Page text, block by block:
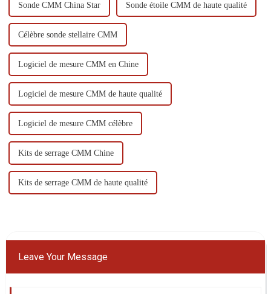
Sonde CMM China Star Sonde étoile CMM de haute qualité
Célèbre sonde stellaire CMM
Logiciel de mesure CMM en Chine
Logiciel de mesure CMM de haute qualité
Logiciel de mesure CMM célèbre
Kits de serrage CMM Chine
Kits de serrage CMM de haute qualité
Leave Your Message